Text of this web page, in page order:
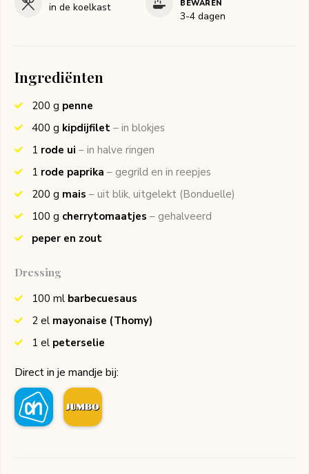
in de koelkast BEWAREN
3-4 dagen
Ingrediënten
200 g penne
400 g kipdijfilet – in blokjes
1 rode ui – in halve ringen
1 rode paprika – gegrild en in reepjes
200 g mais – uit blik, uitgelekt (Bonduelle)
100 g cherrytomaatjes – gehalveerd
peper en zout
Dressing
100 ml barbecuesaus
2 el mayonaise (Thomy)
1 el peterselie
Direct in je mandje bij: